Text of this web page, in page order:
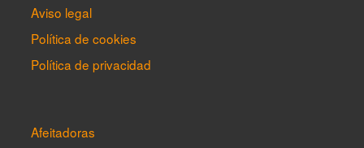
Aviso legal
Política de cookies
Política de privacidad
Afeitadoras